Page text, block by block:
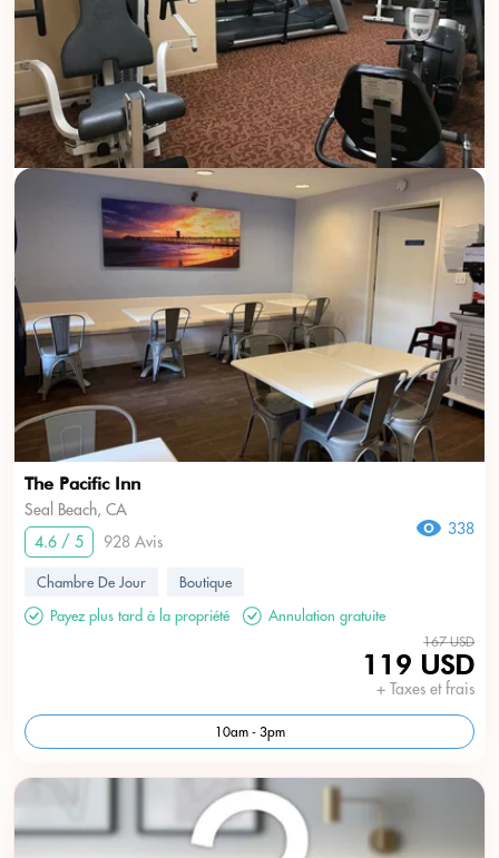
The Pacific Inn
Seal Beach, CA
4.6 / 5
928 Avis
338
Chambre De Jour
Boutique
Payez plus tard à la propriété
Annulation gratuite
167 USD
119 USD
+ Taxes et frais
10am - 3pm